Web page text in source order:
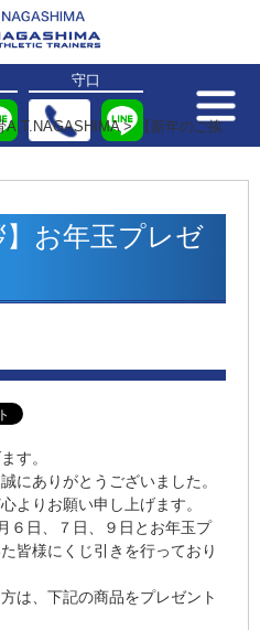
守口
A.T.NAGASHIMA>【新年のご挨
】お年玉プレゼ
す。
にありがとうございました。
よりお願い申し上げます。
６日、７日、９日とお年玉プ
皆様にくじ引きを行っており
は、下記の商品をプレゼント